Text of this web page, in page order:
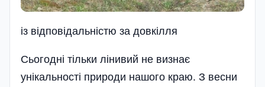
iз вiдповiдальнiстю за довкiлля
Сьогодні тільки лінивий не визнає
унікальності природи нашого краю. З весни